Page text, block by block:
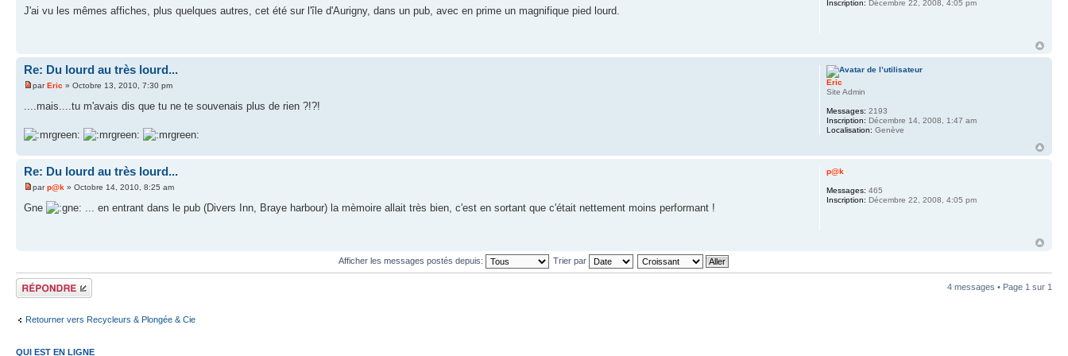
J'ai vu les mêmes affiches, plus quelques autres, cet été sur l'île d'Aurigny, dans un pub, avec en prime un magnifique pied lourd.
Inscription: Décembre 22, 2008, 4:05 pm
Re: Du lourd au très lourd...
parEric » Octobre 13, 2010, 7:30 pm
....mais....tu m'avais dis que tu ne te souvenais plus de rien ?!?!
Eric
Site Admin
Messages: 2193
Inscription: Décembre 14, 2008, 1:47 am
Localisation: Genève
Re: Du lourd au très lourd...
parp@k » Octobre 14, 2010, 8:25 am
Gne ... en entrant dans le pub (Divers Inn, Braye harbour) la mèmoire allait très bien, c'est en sortant que c'était nettement moins performant !
p@k
Messages: 465
Inscription: Décembre 22, 2008, 4:05 pm
Afficher les messages postés depuis: Trier par
Répondre 4 messages • Page 1 sur 1
Retourner vers Recycleurs & Plongée & Cie
QUI EST EN LIGNE